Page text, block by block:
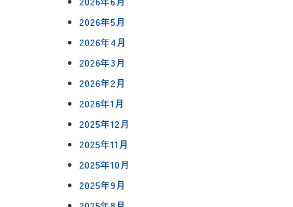
ハウジングボックス について
について
2026年5月
2026年4月
2026年3月
2026年2月
2026年1月
2025年12月
2025年11月
2025年10月
2025年9月